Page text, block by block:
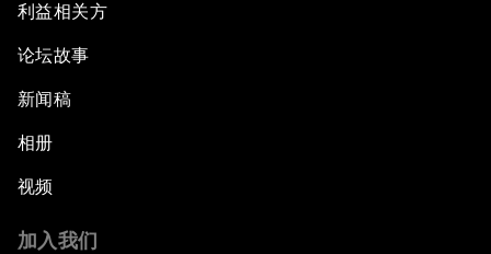
利益相关方
论坛故事
新闻稿
相册
视频
加入我们